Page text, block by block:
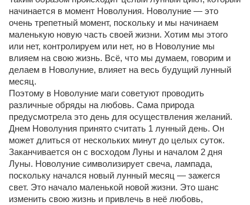
начинается в момент Новолуния. Новолуние — это
очень трепетный момент, поскольку и мы начинаем
маленькую новую часть своей жизни. Хотим мы этого
или нет, контролируем или нет, но в Новолуние мы
влияем на свою жизнь. Всё, что мы думаем, говорим и
делаем в Новолуние, влияет на весь будущий лунный
месяц.
Поэтому в Новолуние маги советуют проводить
различные обряды на любовь. Сама природа
предусмотрела это день для осуществления желаний.
Днем Новолуния принято считать 1 лунный день. Он
может длиться от нескольких минут до целых суток.
Заканчивается он с восходом Луны и началом 2 дня
Луны. Новолуние символизирует свеча, лампада,
поскольку начался новый лунный месяц — зажегся
свет. Это начало маленькой новой жизни. Это шанс
изменить свою жизнь и привлечь в неё любовь,